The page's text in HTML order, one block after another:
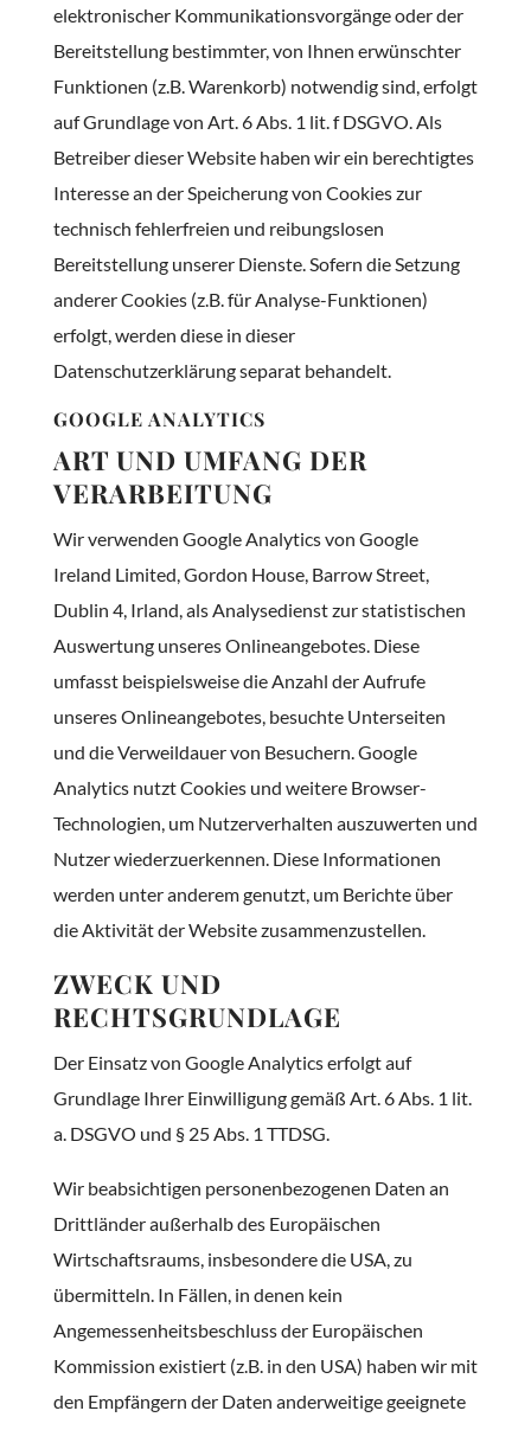
elektronischer Kommunikationsvorgänge oder der
Bereitstellung bestimmter, von Ihnen erwünschter
Funktionen (z.B. Warenkorb) notwendig sind, erfolgt
auf Grundlage von Art. 6 Abs. 1 lit. f DSGVO. Als
Betreiber dieser Website haben wir ein berechtigtes
Interesse an der Speicherung von Cookies zur
technisch fehlerfreien und reibungslosen
Bereitstellung unserer Dienste. Sofern die Setzung
anderer Cookies (z.B. für Analyse-Funktionen)
erfolgt, werden diese in dieser
Datenschutzerklärung separat behandelt.
GOOGLE ANALYTICS
ART UND UMFANG DER
VERARBEITUNG
Wir verwenden Google Analytics von Google
Ireland Limited, Gordon House, Barrow Street,
Dublin 4, Irland, als Analysedienst zur statistischen
Auswertung unseres Onlineangebotes. Diese
umfasst beispielsweise die Anzahl der Aufrufe
unseres Onlineangebotes, besuchte Unterseiten
und die Verweildauer von Besuchern. Google
Analytics nutzt Cookies und weitere Browser-
Technologien, um Nutzerverhalten auszuwerten und
Nutzer wiederzuerkennen. Diese Informationen
werden unter anderem genutzt, um Berichte über
die Aktivität der Website zusammenzustellen.
ZWECK UND
RECHTSGRUNDLAGE
Der Einsatz von Google Analytics erfolgt auf
Grundlage Ihrer Einwilligung gemäß Art. 6 Abs. 1 lit.
a. DSGVO und § 25 Abs. 1 TTDSG.
Wir beabsichtigen personenbezogenen Daten an
Drittländer außerhalb des Europäischen
Wirtschaftsraums, insbesondere die USA, zu
übermitteln. In Fällen, in denen kein
Angemessenheitsbeschluss der Europäischen
Kommission existiert (z.B. in den USA) haben wir mit
den Empfängern der Daten anderweitige geeignete